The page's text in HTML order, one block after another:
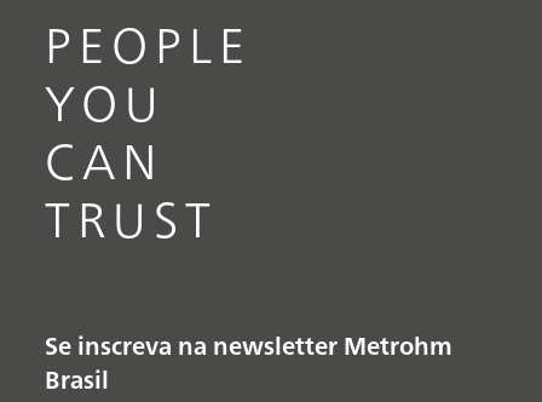
PEOPLE
YOU
CAN
TRUST
Se inscreva na newsletter Metrohm
Brasil